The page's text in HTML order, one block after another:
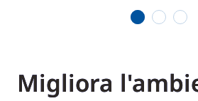
Migliora